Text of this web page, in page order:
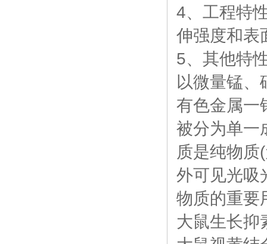
4、工程特
伸强度和表
5、其他特
以微量锰
有色金属一
被分为单一
质是纯物质
外可见光吸
物质的重要
大鼠生长